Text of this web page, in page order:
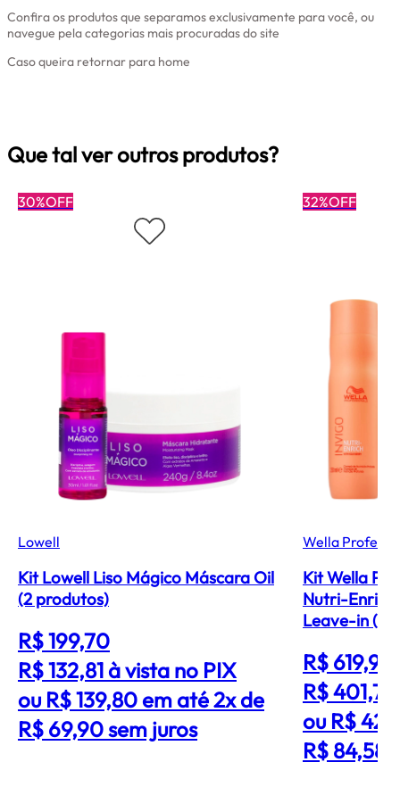
Confira os produtos que separamos exclusivamente para você, ou
navegue pela categorias mais procuradas do site
Caso queira retornar para home
Que tal ver outros produtos?
30%OFF
Lowell
Kit Lowell Liso Mágico Máscara Oil
(2 produtos)
R$ 199,70
R$ 132,81à vista no PIX
ou R$ 139,80 em até 2x de
R$ 69,90 sem juros
32%OFF
Wella
Kit Wella
Nutri-Enrich
Leave-in (4
R$ 619,99
R$ 401,76
ou R$
R$ 84,58